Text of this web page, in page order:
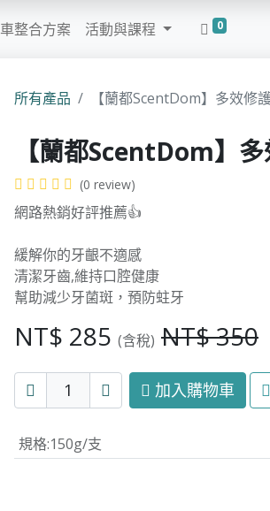
整合方案 活動與課程 0
所有產品 【蘭都ScentDom】多效修
【蘭都ScentDom】
(0 review)
網路熱銷好評推薦👍
緩解你的牙齦不適感
清潔牙齒,維持口腔健康
幫助減少牙菌斑，預防蛀牙
NT$ 285 (含稅) NT$350
加入購物車
規格:150g/支